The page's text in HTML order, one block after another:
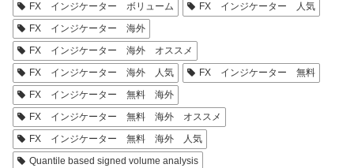
FX インジケーター ボリューム
FX インジケーター 人気
FX インジケーター 海外
FX インジケーター 海外 オススメ
FX インジケーター 海外 人気
FX インジケーター 無料
FX インジケーター 無料 海外
FX インジケーター 無料 海外 オススメ
FX インジケーター 無料 海外 人気
Quantile based signed volume analysis